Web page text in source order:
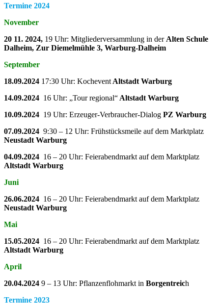
Termine 2024
November
20 11. 2024, 19 Uhr: Mitgliederversammlung in der Alten Schule
Dalheim, Zur Diemelmühle 3, Warburg-Dalheim
September
18.09.2024 17:30 Uhr: Kochevent Altstadt Warburg
14.09.2024 16 Uhr: „Tour regional“ Altstadt Warburg
10.09.2024 19 Uhr: Erzeuger-Verbraucher-Dialog PZ Warburg
07.09.2024 9:30 – 12 Uhr: Frühstücksmeile auf dem Marktplatz
Neustadt Warburg
04.09.2024 16 – 20 Uhr: Feierabendmarkt auf dem Marktplatz
Altstadt Warburg
Juni
26.06.2024 16 – 20 Uhr: Feierabendmarkt auf dem Marktplatz
Neustadt Warburg
Mai
15.05.2024 16 – 20 Uhr: Feierabendmarkt auf dem Marktplatz
Altstadt Warburg
April
20.04.2024 9 – 13 Uhr: Pflanzenflohmarkt in Borgentreich
Termine 2023